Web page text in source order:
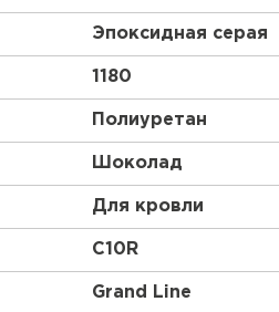
Эпоксидная серая
1180
Полиуретан
Шоколад
Для кровли
C10R
Grand Line